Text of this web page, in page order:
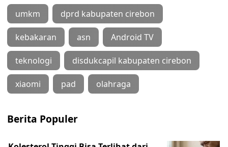
umkm dprd kabupaten cirebon
kebakaran asn Android TV
teknologi disdukcapil kabupaten cirebon
xiaomi pad olahraga
Berita Populer